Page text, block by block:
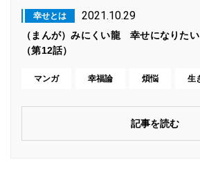
幸せとは 2021.10.29
（まんが）みにくい龍 幸せになりた
（第12話）
マンガ 幸福論 煩悩 生
記事を読む